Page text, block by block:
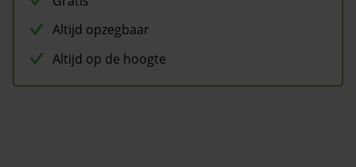
Altijd opzegbaar
Altijd op de hoogte